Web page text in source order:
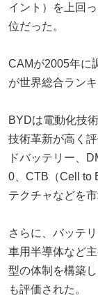
イント）を上回
位だった。
CAMが2005年に
が世界総合ラン
BYDは電動化技
技術革新が高く
ドバッテリー、
0、CTB（Cell to
テクチャなどを
さらに、バッテ
車用半導体など
型の体制を構築
も評価された。